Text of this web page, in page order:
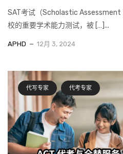
SAT考试（Scholastic
校的重要学术能力测试，被 […]...
APHD 12月 3, 2024
代写专家 代考专家